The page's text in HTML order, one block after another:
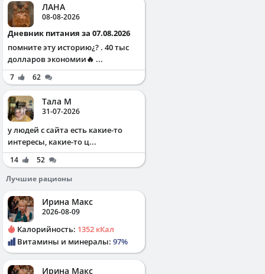
ЛАНА
08-08-2026
Дневник питания за 07.08.2026
помните эту историю¿? . 40 тыс
долларов экономии🔥 ...
7 62
Тала М
31-07-2026
у людей с сайта есть какие-то
интересы, какие-то ц...
14
52
Лучшие рационы
Ирина Макс
2026-08-09
Калорийность: 1352 кКал
Витамины и минералы: 97%
Ирина Макс